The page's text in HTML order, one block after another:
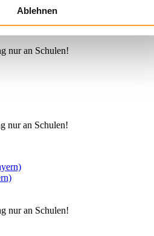
Ablehnen
nur an Schulen!
nur an Schulen!
nur an Schulen!